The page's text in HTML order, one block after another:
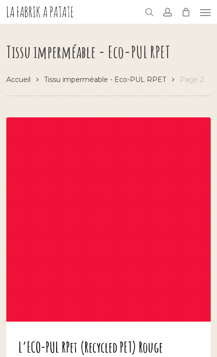
Skip
main
searchaccount
Tissu imperméable - Eco-PUL RPET
Accueil Tissu imperméable - Eco-PUL RPET Page 2
L’ECO-PUL RPet (Recycled PET) Rouge